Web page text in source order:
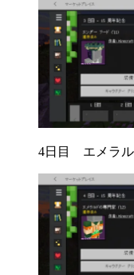
4日目 エメラル